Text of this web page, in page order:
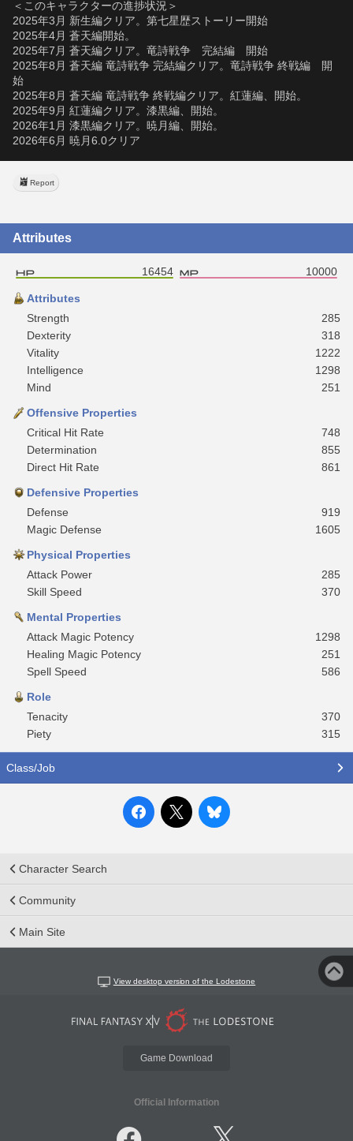
＜このキャラクターの進捗状況＞
2025年3月 新生編クリア。第七星歴ストーリー開始
2025年4月 蒼天編開始。
2025年7月 蒼天編クリア。竜詩戦争　完結編　開始
2025年8月 蒼天編 竜詩戦争 完結編クリア。竜詩戦争 終戦編　開
始
2025年8月 蒼天編 竜詩戦争 終戦編クリア。紅蓮編、開始。
2025年9月 紅蓮編クリア。漆黒編、開始。
2026年1月 漆黒編クリア。暁月編、開始。
2026年6月 暁月6.0クリア
Report
Attributes
16454 10000
Attributes
Strength
285
Dexterity
318
Vitality
1222
Intelligence
1298
Mind
251
Offensive Properties
Critical Hit Rate
748
Determination
855
Direct Hit Rate
861
Defensive Properties
Defense
919
Magic Defense
1605
Physical Properties
Attack Power
285
Skill Speed
370
Mental Properties
Attack Magic Potency
1298
Healing Magic Potency
251
Spell Speed
586
Role
Tenacity
370
Piety
315
Class/Job
Character Search
Community
Main Site
View desktop version of the Lodestone
Game Download
Official Information